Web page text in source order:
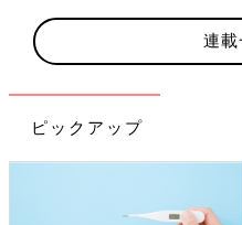
連
ピックアップ